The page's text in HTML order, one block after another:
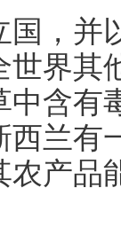
国，并
界其
含有
西兰有
产品